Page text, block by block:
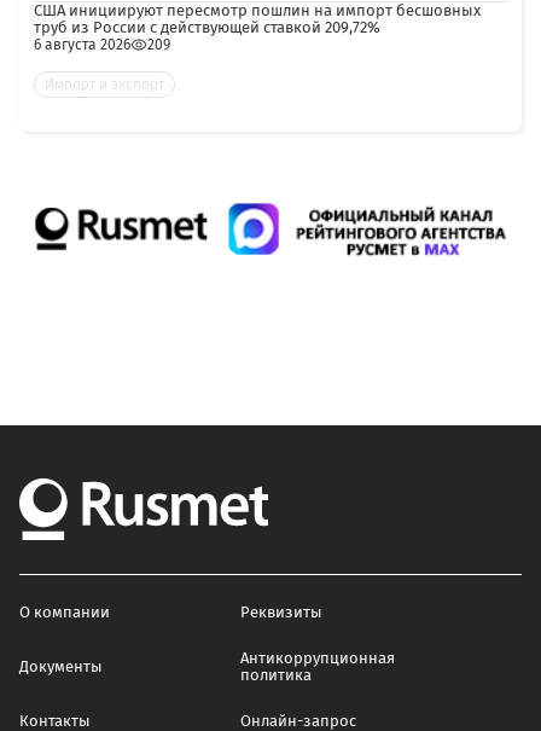
США инициируют пересмотр пошлин на импорт бесшовных
труб из России с действующей ставкой 209,72%
6 августа 2026 209
Импорт и экспорт
О компании Реквизиты
Документы
Антикоррупционная
политика
Контакты Онлайн-запрос